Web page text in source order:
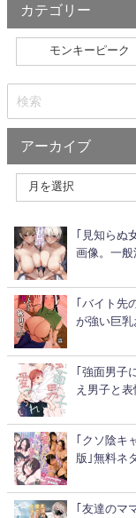
カテゴリー
アーカイブ
｢見知らぬ
画像。一般
｢バイト先
が強い巨乳
｢強面男子
え男子と
｢クソ陰キ
版｣無料ネ
｢友達のマ